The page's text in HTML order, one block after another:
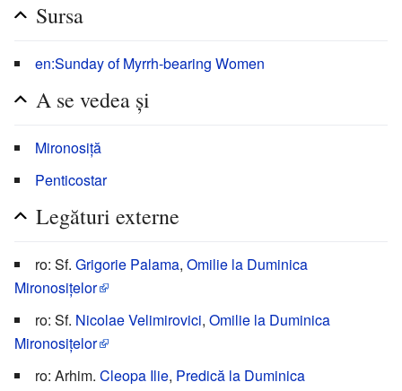
Sursa
en:Sunday of Myrrh-bearing Women
A se vedea și
Mironosiță
Penticostar
Legături externe
ro: Sf. Grigorie Palama, Omilie la Duminica
Mironosițelor
ro: Sf. Nicolae Velimirovici, Omilie la Duminica
Mironosițelor
ro: Arhim. Cleopa Ilie, Predică la Duminica